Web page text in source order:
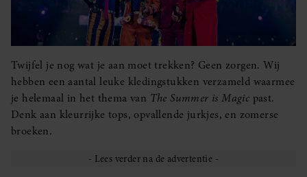
Twijfel je nog wat je aan moet trekken? Geen zorgen. Wij
hebben een aantal leuke kledingstukken verzameld waarmee
je helemaal in het thema van The Summer is Magic past.
Denk aan kleurrijke tops, opvallende jurkjes, en zomerse
broeken.